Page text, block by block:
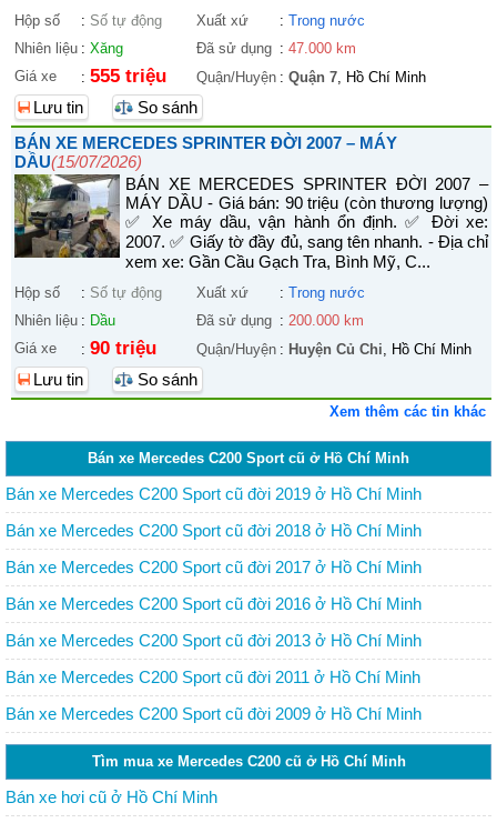
Hộp số : Số tự động Xuất xứ : Trong nước
Nhiên liệu : Xăng Đã sử dụng : 47.000 km
Giá xe
: 555 triệu Quận/Huyện : Quận 7, Hồ Chí Minh
Lưu tin
So sánh
BÁN XE MERCEDES SPRINTER ĐỜI 2007 – MÁY
DẦU(15/07/2026)
BÁN XE MERCEDES SPRINTER ĐỜI 2007 –
MÁY DẦU - Giá bán: 90 triệu (còn thương lượng)
✅ Xe máy dầu, vận hành ổn định. ✅ Đời xe:
2007. ✅ Giấy tờ đầy đủ, sang tên nhanh. - Địa chỉ
xem xe: Gần Cầu Gạch Tra, Bình Mỹ, C...
Hộp số : Số tự động Xuất xứ : Trong nước
Nhiên liệu : Dầu Đã sử dụng : 200.000 km
Giá xe
: 90 triệu Quận/Huyện : Huyện Củ Chi, Hồ Chí Minh
Lưu tin So sánh
Xem thêm các tin khác
Bán xe Mercedes C200 Sport cũ ở Hồ Chí Minh
Bán xe Mercedes C200 Sport cũ đời 2019 ở Hồ Chí Minh
Bán xe Mercedes C200 Sport cũ đời 2018 ở Hồ Chí Minh
Bán xe Mercedes C200 Sport cũ đời 2017 ở Hồ Chí Minh
Bán xe Mercedes C200 Sport cũ đời 2016 ở Hồ Chí Minh
Bán xe Mercedes C200 Sport cũ đời 2013 ở Hồ Chí Minh
Bán xe Mercedes C200 Sport cũ đời 2011 ở Hồ Chí Minh
Bán xe Mercedes C200 Sport cũ đời 2009 ở Hồ Chí Minh
Tìm mua xe Mercedes C200 cũ ở Hồ Chí Minh
Bán xe hơi cũ ở Hồ Chí Minh